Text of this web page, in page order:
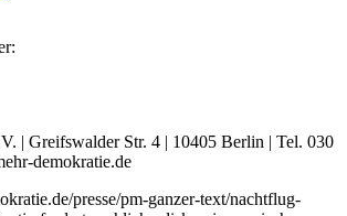
| Greifswalder Str. 4 | 10405 Berlin | Tel. 030
demokratie.de
presse/pm-ganzer-text/nachtflug-